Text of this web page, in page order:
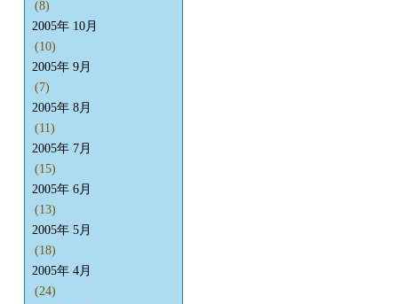
(8)
2005年 10月
(10)
2005年 9月
(7)
2005年 8月
(11)
2005年 7月
(15)
2005年 6月
(13)
2005年 5月
(18)
2005年 4月
(24)